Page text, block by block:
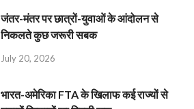
जंतर-मंतर पर छात्रों-युवाओं के आंदोलन से
निकलते कुछ जरूरी सबक
July 20, 2026
भारत-अमेरिका FTA के खिलाफ कई राज्यों से